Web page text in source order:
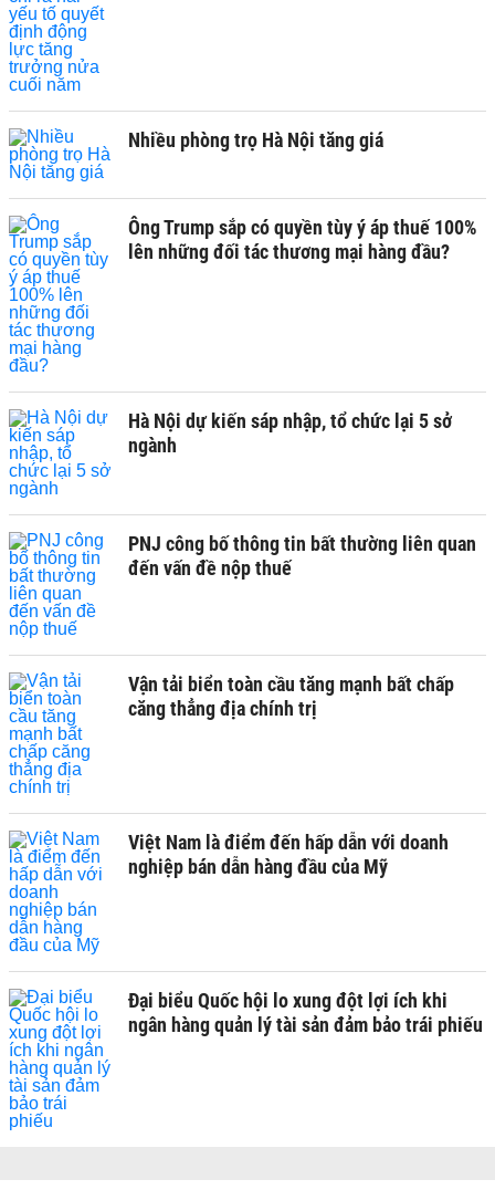
Nhiều phòng trọ Hà Nội tăng giá
Ông Trump sắp có quyền tùy ý áp thuế 100%
lên những đối tác thương mại hàng đầu?
Hà Nội dự kiến sáp nhập, tổ chức lại 5 sở
ngành
PNJ công bố thông tin bất thường liên quan
đến vấn đề nộp thuế
Vận tải biển toàn cầu tăng mạnh bất chấp
căng thẳng địa chính trị
Việt Nam là điểm đến hấp dẫn với doanh
nghiệp bán dẫn hàng đầu của Mỹ
Đại biểu Quốc hội lo xung đột lợi ích khi
ngân hàng quản lý tài sản đảm bảo trái phiếu